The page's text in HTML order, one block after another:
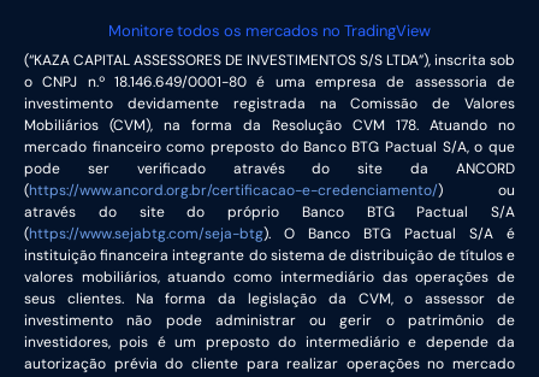
Monitore todos os mercados no TradingView
(“KAZA CAPITAL ASSESSORES DE INVESTIMENTOS S/S LTDA”), inscrita sob
o CNPJ n.º 18.146.649/0001-80 é uma empresa de assessoria de
investimento devidamente registrada na Comissão de Valores
Mobiliários (CVM), na forma da Resolução CVM 178. Atuando no
mercado financeiro como preposto do Banco BTG Pactual S/A, o que
pode ser verificado através do site da ANCORD
(https://www.ancord.org.br/certificacao-e-credenciamento/) ou
através do site do próprio Banco BTG Pactual S/A
(https://www.sejabtg.com/seja-btg). O Banco BTG Pactual S/A é
instituição financeira integrante do sistema de distribuição de títulos e
valores mobiliários, atuando como intermediário das operações de
seus clientes. Na forma da legislação da CVM, o assessor de
investimento não pode administrar ou gerir o patrimônio de
investidores, pois é um preposto do intermediário e depende da
autorização prévia do cliente para realizar operações no mercado